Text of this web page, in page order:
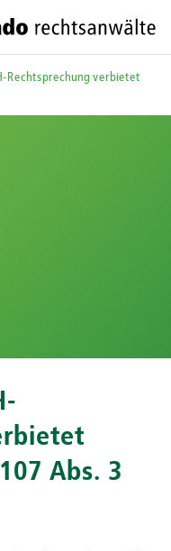
Rechtsprechung verbietet
Abs. 3